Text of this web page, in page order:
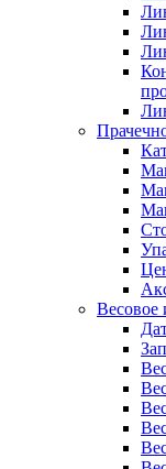
Весовое